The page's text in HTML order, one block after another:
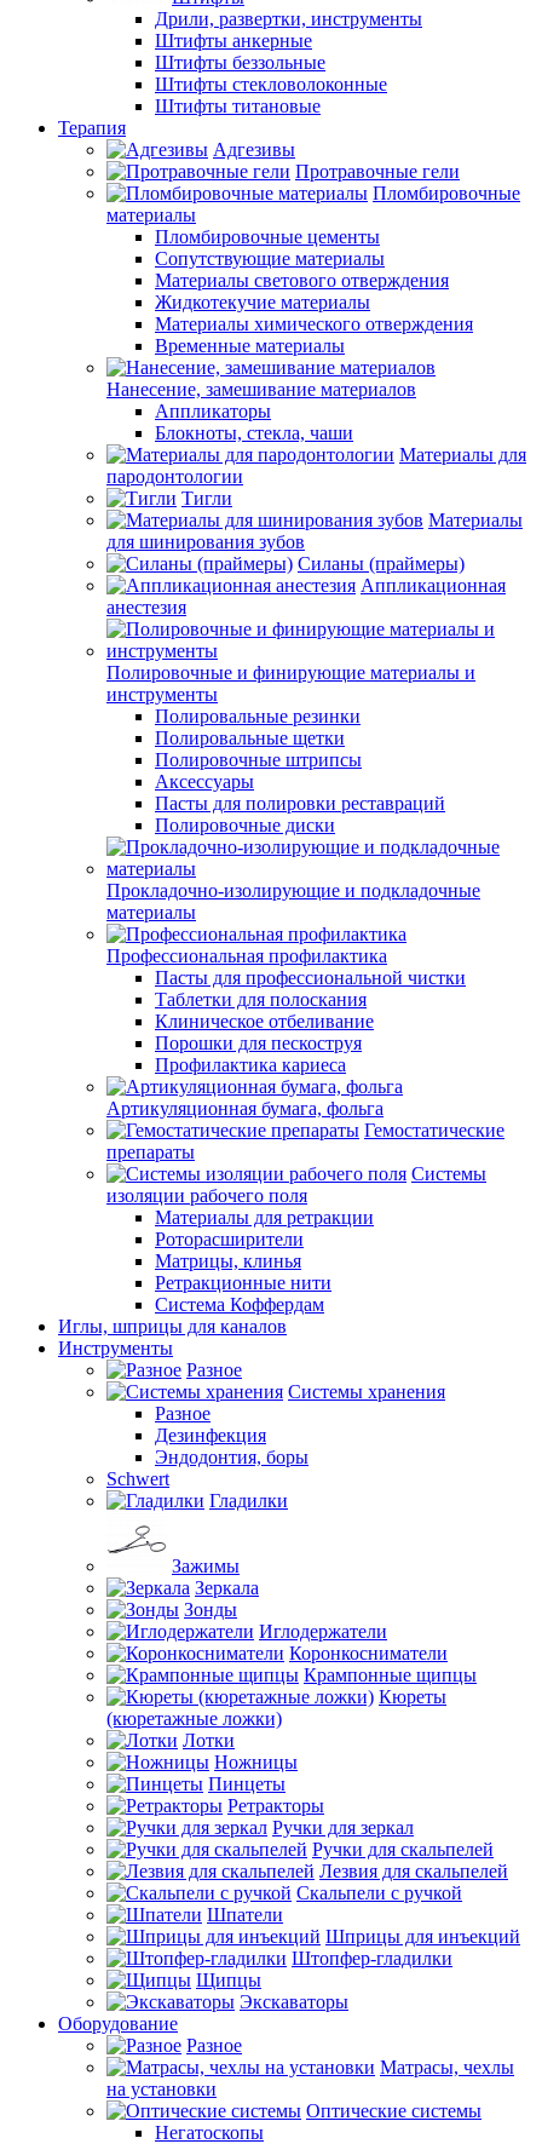
Дрили, развертки, инструменты
Штифты анкерные
Штифты беззольные
Штифты стекловолоконные
Штифты титановые
Терапия
Адгезивы
Протравочные гели
Пломбировочные
материалы
Пломбировочные цементы
Сопутствующие материалы
Материалы светового отверждения
Жидкотекучие материалы
Материалы химического отверждения
Временные материалы
Нанесение, замешивание материалов
Аппликаторы
Блокноты, стекла, чаши
Материалы для
пародонтологии
Тигли
Материалы
для шинирования зубов
Силаны (праймеры)
Аппликационная
анестезия
Полировочные и финирующие материалы и
инструменты
Полировальные резинки
Полировальные щетки
Полировочные штрипсы
Аксессуары
Пасты для полировки реставраций
Полировочные диски
Прокладочно-изолирующие и подкладочные
материалы
Профессиональная профилактика
Пасты для профессиональной чистки
Таблетки для полоскания
Клиническое отбеливание
Порошки для пескоструя
Профилактика кариеса
Артикуляционная бумага, фольга
Гемостатические
препараты
Системы
изоляции рабочего поля
Материалы для ретракции
Роторасширители
Матрицы, клинья
Ретракционные нити
Система Коффердам
Иглы, шприцы для каналов
Инструменты
Разное
Системы хранения
Разное
Дезинфекция
Эндодонтия, боры
Schwert
Гладилки
Зажимы
Зеркала
Зонды
Иглодержатели
Коронкосниматели
Крампонные щипцы
Кюреты
(кюретажные ложки)
Лотки
Ножницы
Пинцеты
Ретракторы
Ручки для зеркал
Ручки для скальпелей
Лезвия для скальпелей
Скальпели с ручкой
Шпатели
Шприцы для инъекций
Штопфер-гладилки
Щипцы
Экскаваторы
Оборудование
Разное
Матрасы, чехлы
на установки
Оптические системы
Негатоскопы